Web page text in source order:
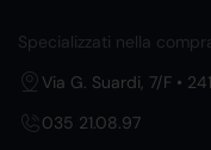
Specializzati nella
Via G. Suardi, 7/F •
035 21.08.97